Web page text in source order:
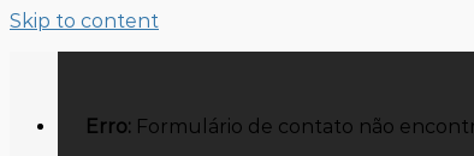
Skip to content
Erro: Formulário de contato não